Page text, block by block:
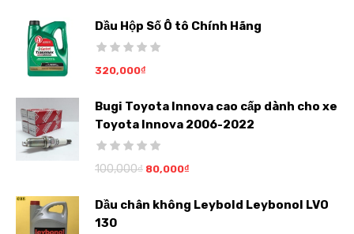
Dầu Hộp Số Ô tô Chính Hãng
320,000₫
Bugi Toyota Innova cao cấp dành cho xe
Toyota Innova 2006-2022
100,000₫ 80,000₫
Dầu chân không Leybold Leybonol LVO
130